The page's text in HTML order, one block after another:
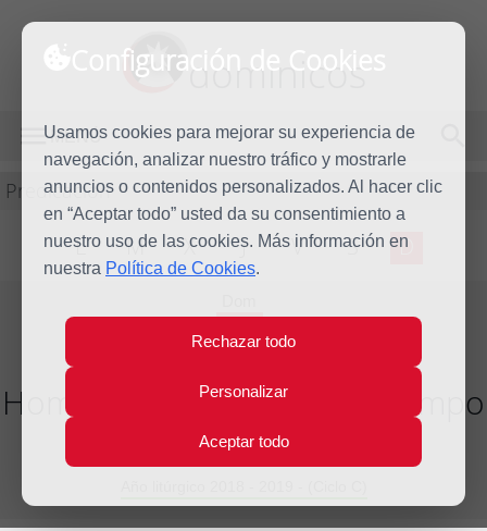
Configuración de Cookies
Usamos cookies para mejorar su experiencia de
navegación, analizar nuestro tráfico y mostrarle
anuncios o contenidos personalizados. Al hacer clic
en “Aceptar todo” usted da su consentimiento a
nuestro uso de las cookies. Más información en
nuestra Política de Cookies.
Rechazar todo
Personalizar
Aceptar todo
dominicos
MENÚ
Predicación
L M X J V S D
28
Jul
Homilía XVII Domingo del tiempo
ordinario